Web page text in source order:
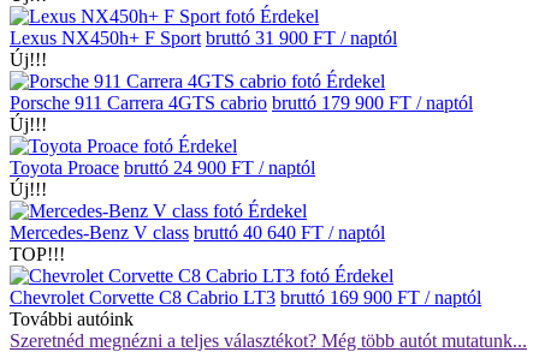
Érdekel
Lexus NX450h+ F Sport bruttó 31 900 FT / naptól
Új!!!
Érdekel
Porsche 911 Carrera 4GTS cabrio bruttó 179 900 FT / naptól
Új!!!
Érdekel
Toyota Proace bruttó 24 900 FT / naptól
Új!!!
Érdekel
Mercedes-Benz V class bruttó 40 640 FT / naptól
TOP!!!
Érdekel
Chevrolet Corvette C8 Cabrio LT3 bruttó 169 900 FT / naptól
További autóink
Szeretnéd megnézni a teljes választékot? Még több autót mutatunk...